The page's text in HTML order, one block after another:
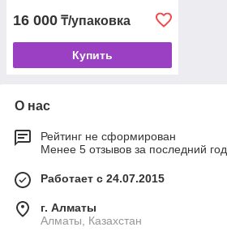
16 000 ₸/упаковка
Купить
О нас
Рейтинг не сформирован
Менее 5 отзывов за последний год
Работает с 24.07.2015
г. Алматы
Алматы, Казахстан